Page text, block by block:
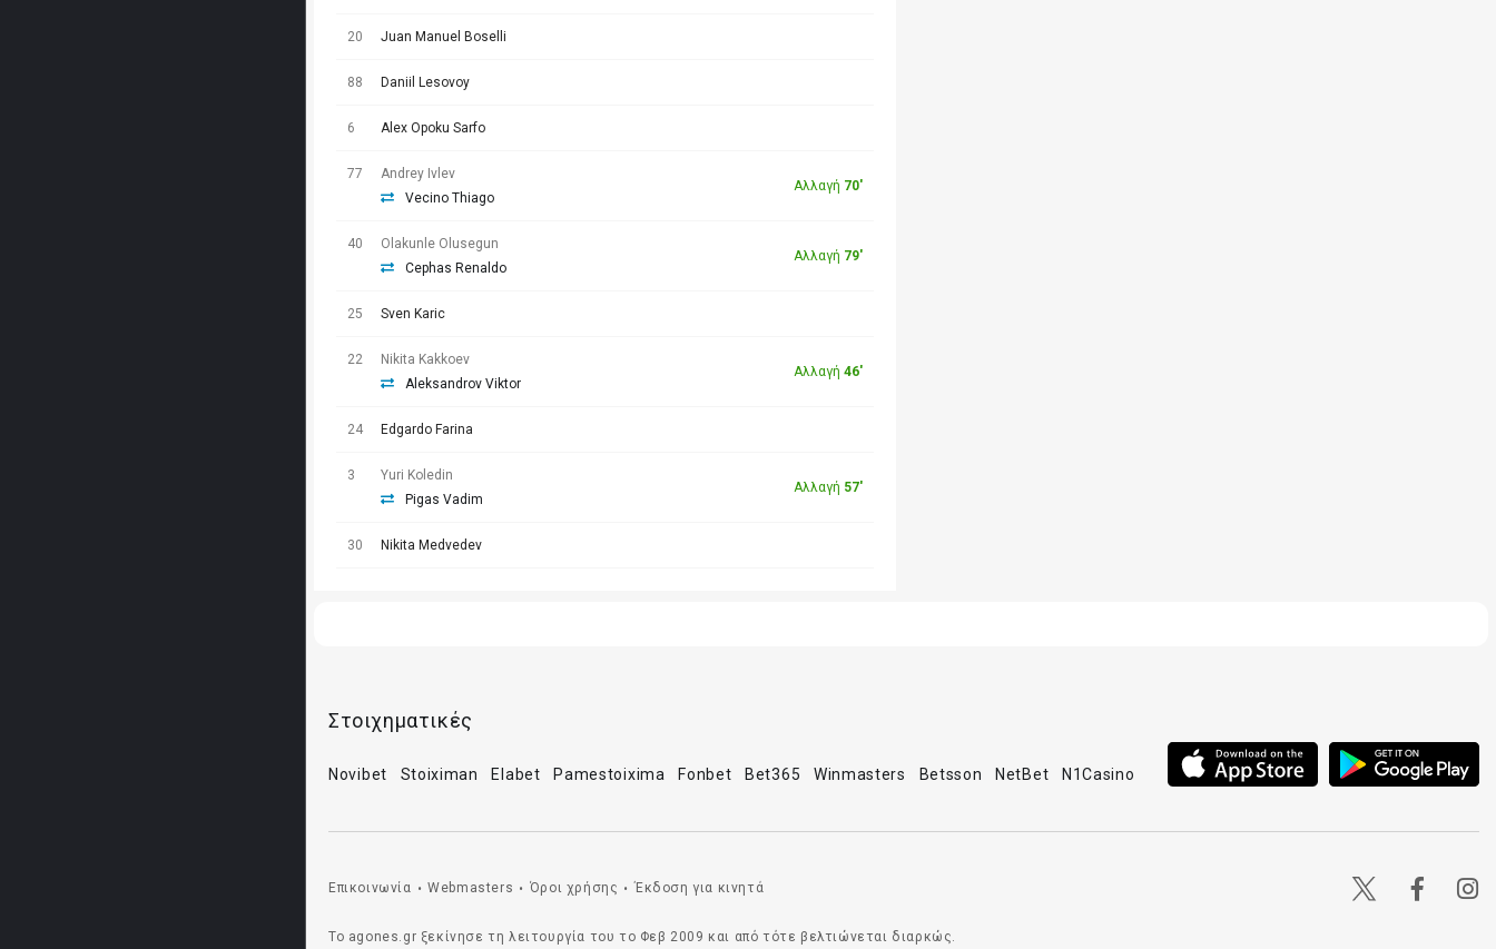
20 Juan Manuel Boselli
88 Daniil Lesovoy
6 Alex Opoku Sarfo
77
Andrey Ivlev
Vecino Thiago
Αλλαγή 70'
40
Olakunle Olusegun
Cephas Renaldo
Αλλαγή 79'
25 Sven Karic
22
Nikita Kakkoev
Aleksandrov Viktor
Αλλαγή 46'
24 Edgardo Farina
3
Yuri Koledin
Pigas Vadim
Αλλαγή 57'
30 Nikita Medvedev
Στοιχηματικές
Novibet Stoiximan Elabet Pamestoixima Fonbet Bet365 Winmasters Betsson NetBet N1Casino
Επικοινωνία • Webmasters • Όροι χρήσης • Έκδοση για κινητά
Το agones.gr ξεκίνησε τη λειτουργία του το Φεβ 2009 και από τότε βελτιώνεται διαρκώς.